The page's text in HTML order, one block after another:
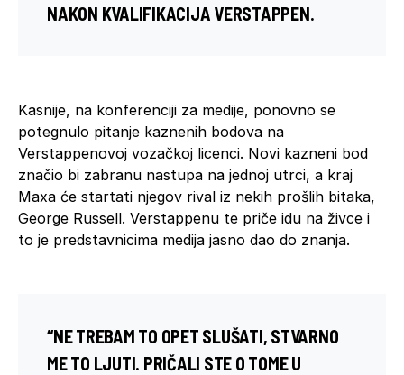
NAKON KVALIFIKACIJA VERSTAPPEN.
Kasnije, na konferenciji za medije, ponovno se
potegnulo pitanje kaznenih bodova na
Verstappenovoj vozačkoj licenci. Novi kazneni bod
značio bi zabranu nastupa na jednoj utrci, a kraj
Maxa će startati njegov rival iz nekih prošlih bitaka,
George Russell. Verstappenu te priče idu na živce i
to je predstavnicima medija jasno dao do znanja.
“NE TREBAM TO OPET SLUŠATI, STVARNO
ME TO LJUTI. PRIČALI STE O TOME U